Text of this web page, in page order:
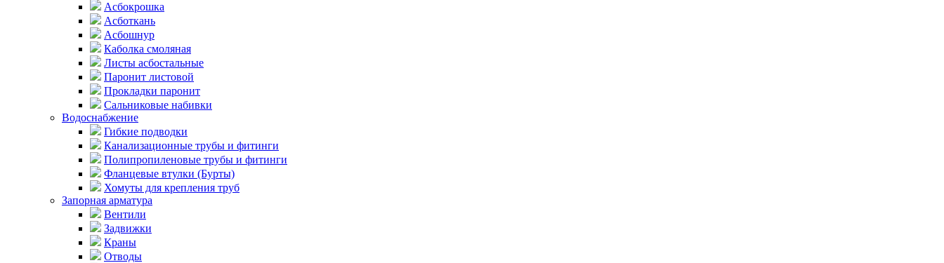
Асбокрошка
Асботкань
Асбошнур
Каболка смоляная
Листы асбостальные
Паронит листовой
Прокладки паронит
Сальниковые набивки
Водоснабжение
Гибкие подводки
Канализационные трубы и фитинги
Полипропиленовые трубы и фитинги
Фланцевые втулки (Бурты)
Хомуты для крепления труб
Запорная арматура
Вентили
Задвижки
Краны
Отводы